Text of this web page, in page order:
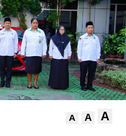
A A A